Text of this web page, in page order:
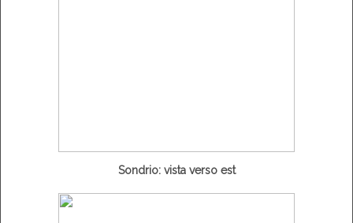
Sondrio: vista verso est